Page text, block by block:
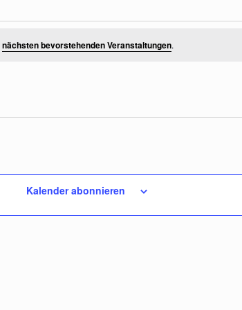
nächsten bevorstehenden Veranstaltungen.
Kalender abonnieren